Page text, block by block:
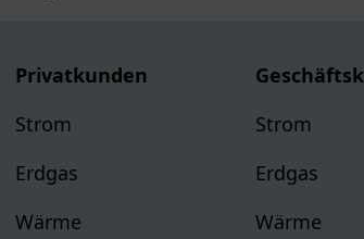
Privatkunden
Strom
Erdgas
Wärme
Strom
Erdgas
Wärme